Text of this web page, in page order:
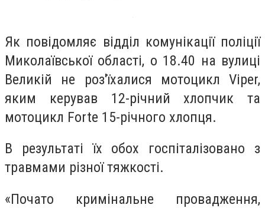
Як повідомляє відділ комунікації поліції
Миколаївської області, о 18.40 на вулиці
Великій не роз'їхалися мотоцикл Viper,
яким керував 12-річний хлопчик та
мотоцикл Forte 15-річного хлопця.
В результаті їх обох госпіталізовано з
травмами різної тяжкості.
«Почато кримінальне провадження,